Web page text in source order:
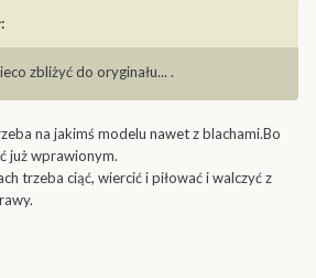
zbliżyć do oryginału... .
na jakimś modelu nawet z blachami.Bo
już wprawionym.
trzeba ciąć, wiercić i piłować i walczyć z